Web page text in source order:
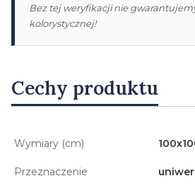
Bez tej weryfikacji nie
kolorystycznej!
Cechy produktu
Wymiary (cm)
Przeznaczenie